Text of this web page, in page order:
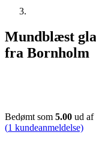
Mundblæst
fra Bornholm
Bedømt som 5.00 ud af
(1 kundeanmeldelse)